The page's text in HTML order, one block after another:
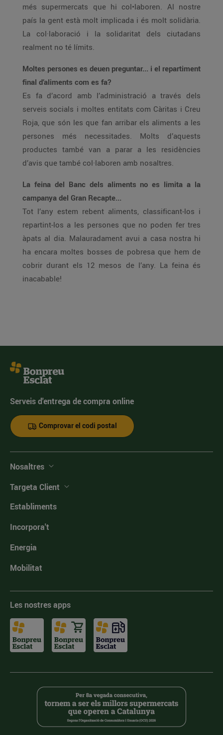
més supermercats que hi col•laboren. Al nostre
país la gent està molt implicada i és molt solidària.
La col·laboració i la solidaritat dels ciutadans
realment no té límits.
Moltes persones es deuen preguntar... i el repartiment
final d’aliments com es fa?
Es fa d’acord amb l’administració a través dels
serveis socials i moltes entitats com Càritas i Creu
Roja, que són les que fan arribar els aliments a les
persones més necessitades. Molts d’aquests
productes també van a parar a les residències
d’avis que també col·laboren amb nosaltres.
La feina del Banc dels aliments no es limita a la
campanya del Gran Recapte...
Tot l’any estem rebent aliments, classificant-los i
repartint-los a les persones que no poden fer tres
àpats al dia. Malauradament avui a casa nostra hi
ha encara moltes bosses de pobresa que hem de
cobrir durant els 12 mesos de l’any. La feina és
inacabable!
Serveis d'entrega de compra online
Comprovar el codi postal
Nosaltres
Targeta Client
Establiments
Incorpora't
Energia
Mobilitat
Les nostres apps